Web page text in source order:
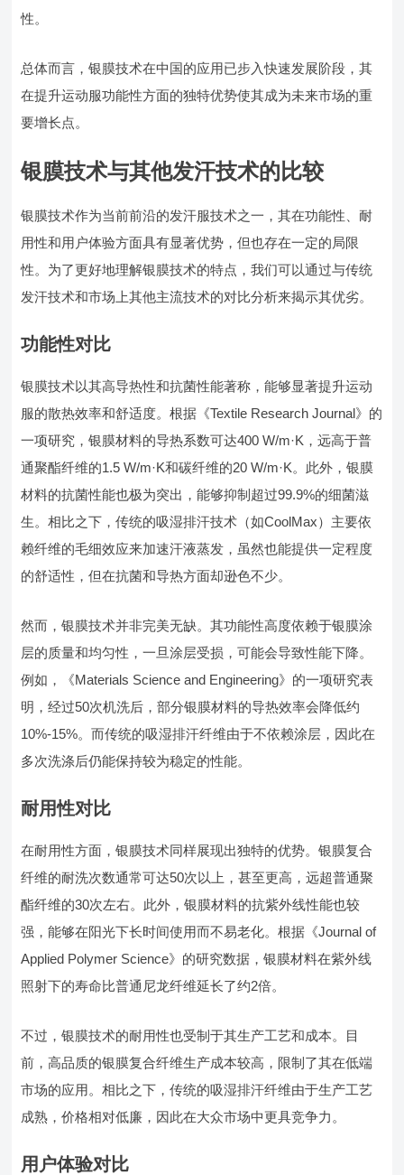
性。
总体而言，银膜技术在中国的应用已步入快速发展阶段，其
在提升运动服功能性方面的独特优势使其成为未来市场的重
要增长点。
银膜技术与其他发汗技术的比较
银膜技术作为当前前沿的发汗服技术之一，其在功能性、耐
用性和用户体验方面具有显著优势，但也存在一定的局限
性。为了更好地理解银膜技术的特点，我们可以通过与传统
发汗技术和市场上其他主流技术的对比分析来揭示其优劣。
功能性对比
银膜技术以其高导热性和抗菌性能著称，能够显著提升运动
服的散热效率和舒适度。根据《Textile Research Journal》的
一项研究，银膜材料的导热系数可达400 W/m·K，远高于普
通聚酯纤维的1.5 W/m·K和碳纤维的20 W/m·K。此外，银膜
材料的抗菌性能也极为突出，能够抑制超过99.9%的细菌滋
生。相比之下，传统的吸湿排汗技术（如CoolMax）主要依
赖纤维的毛细效应来加速汗液蒸发，虽然也能提供一定程度
的舒适性，但在抗菌和导热方面却逊色不少。
然而，银膜技术并非完美无缺。其功能性高度依赖于银膜涂
层的质量和均匀性，一旦涂层受损，可能会导致性能下降。
例如，《Materials Science and Engineering》的一项研究表
明，经过50次机洗后，部分银膜材料的导热效率会降低约
10%-15%。而传统的吸湿排汗纤维由于不依赖涂层，因此在
多次洗涤后仍能保持较为稳定的性能。
耐用性对比
在耐用性方面，银膜技术同样展现出独特的优势。银膜复合
纤维的耐洗次数通常可达50次以上，甚至更高，远超普通聚
酯纤维的30次左右。此外，银膜材料的抗紫外线性能也较
强，能够在阳光下长时间使用而不易老化。根据《Journal of
Applied Polymer Science》的研究数据，银膜材料在紫外线
照射下的寿命比普通尼龙纤维延长了约2倍。
不过，银膜技术的耐用性也受制于其生产工艺和成本。目
前，高品质的银膜复合纤维生产成本较高，限制了其在低端
市场的应用。相比之下，传统的吸湿排汗纤维由于生产工艺
成熟，价格相对低廉，因此在大众市场中更具竞争力。
用户体验对比